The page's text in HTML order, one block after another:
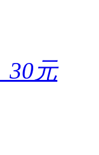
30元